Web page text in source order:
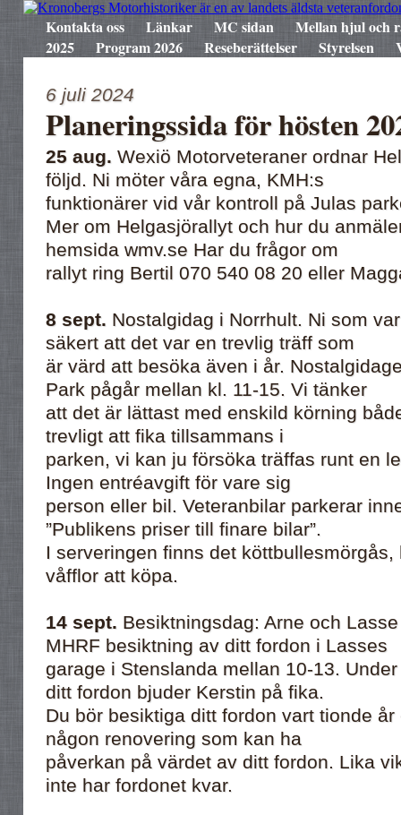
Kontakta oss Länkar MC sidan
Mellan hjul och
2025
Program 2026 Reseberättelser Styrelsen
6 juli 2024
Planeringssida för hösten
25 aug. Wexiö Motorveteraner ordnar
följd. Ni möter våra egna, KMH:s
funktionärer vid vår kontroll på Julas
Mer om Helgasjörallyt och hur du
hemsida wmv.se Har du frågor om
rallyt ring Bertil 070 540 08 20 eller
8 sept. Nostalgidag i Norrhult. Ni som
säkert att det var en trevlig träff som
är värd att besöka även i år.
Park pågår mellan kl. 11-15. Vi tänker
att det är lättast med enskild körning
trevligt att fika tillsammans i
parken, vi kan ju försöka träffas runt en
Ingen entréavgift för vare sig
person eller bil. Veteranbilar parkerar
”Publikens priser till finare bilar”.
I serveringen finns det
våfflor att köpa.
14 sept. Besiktningsdag: Arne och
MHRF besiktning av ditt fordon i Lasses
garage i Stenslanda mellan 10-13.
ditt fordon bjuder Kerstin på fika.
Du bör besiktiga ditt fordon vart tionde
någon renovering som kan ha
påverkan på värdet av ditt fordon. Lika
inte har fordonet kvar.